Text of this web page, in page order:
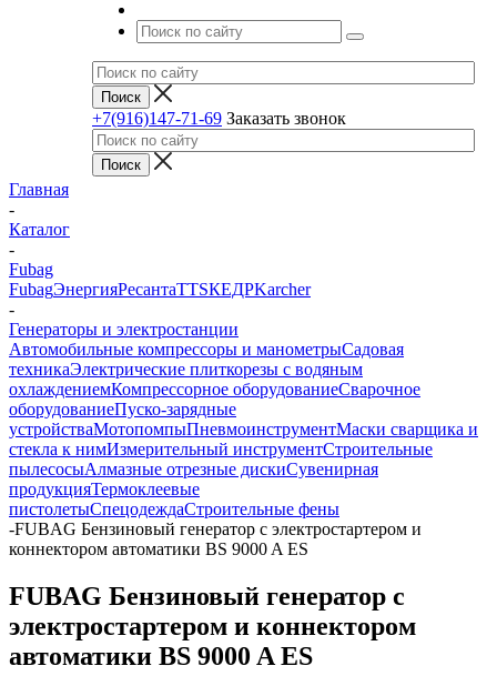
+7(916)147-71-69 Заказать звонок
Главная
-
Каталог
-
Fubag
FubagЭнергияРесантаTTSКЕДРKarcher
-
Генераторы и электростанции
Автомобильные компрессоры и манометрыСадовая
техникаЭлектрические плиткорезы с водяным
охлаждениемКомпрессорное оборудованиеСварочное
оборудованиеПуско-зарядные
устройстваМотопомпыПневмоинструментМаски сварщика и
стекла к нимИзмерительный инструментСтроительные
пылесосыАлмазные отрезные дискиСувенирная
продукцияТермоклеевые
пистолетыСпецодеждаСтроительные фены
-FUBAG Бензиновый генератор с электростартером и
коннектором автоматики BS 9000 A ES
FUBAG Бензиновый генератор с
электростартером и коннектором
автоматики BS 9000 A ES